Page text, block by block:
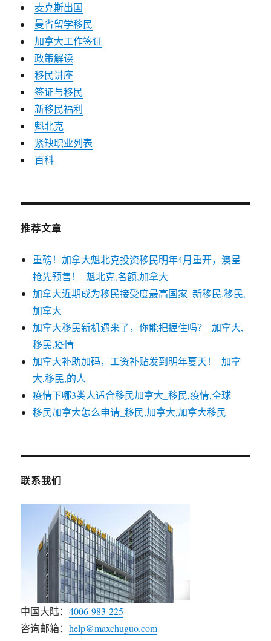
麦克斯出国
曼省留学移民
加拿大工作签证
政策解读
移民讲座
签证与移民
新移民福利
魁北克
紧缺职业列表
百科
推荐文章
重磅！加拿大魁北克投资移民明年4月重开，澳星
抢先预售！_魁北克,名额,加拿大
加拿大近期成为移民接受度最高国家_新移民,移民,
加拿大
加拿大移民新机遇来了，你能把握住吗？_加拿大,
移民,疫情
加拿大补助加码，工资补贴发到明年夏天！_加拿
大,移民,的人
疫情下哪3类人适合移民加拿大_移民,疫情,全球
移民加拿大怎么申请_移民,加拿大,加拿大移民
联系我们
中国大陆：4006-983-225
咨询邮箱：help@maxchuguo.com